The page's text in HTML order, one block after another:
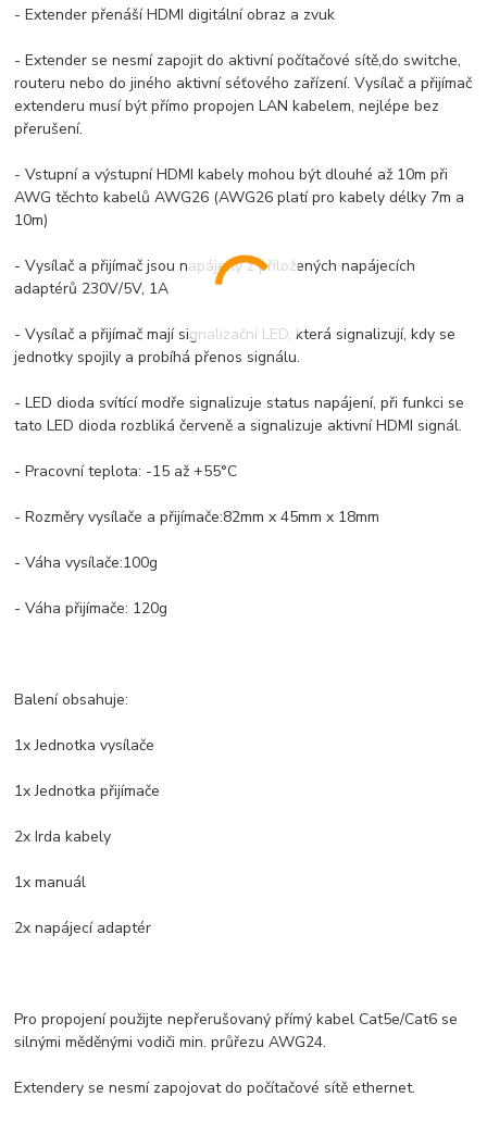
- Extender přenáší HDMI digitální obraz a zvuk
- Extender se nesmí zapojit do aktivní počítačové sítě,do switche,
routeru nebo do jiného aktivní séťového zařízení. Vysílač a přijímač
extenderu musí být přímo propojen LAN kabelem, nejlépe bez
přerušení.
- Vstupní a výstupní HDMI kabely mohou být dlouhé až 10m při
AWG těchto kabelů AWG26 (AWG26 platí pro kabely délky 7m a
10m)
- Vysílač a přijímač jsou napájeny z přiložených napájecích
adaptérů 230V/5V, 1A
- Vysílač a přijímač mají signalizační LED, která signalizují, kdy se
jednotky spojily a probíhá přenos signálu.
- LED dioda svítící modře signalizuje status napájení, při funkci se
tato LED dioda rozbliká červeně a signalizuje aktivní HDMI signál.
- Pracovní teplota: -15 až +55°C
- Rozměry vysílače a přijímače:82mm x 45mm x 18mm
- Váha vysílače:100g
- Váha přijímače: 120g
Balení obsahuje:
1x Jednotka vysílače
1x Jednotka přijímače
2x Irda kabely
1x manuál
2x napájecí adaptér
Pro propojení použijte nepřerušovaný přímý kabel Cat5e/Cat6 se
silnými měděnými vodiči min. průřezu AWG24.
Extendery se nesmí zapojovat do počítačové sítě ethernet.